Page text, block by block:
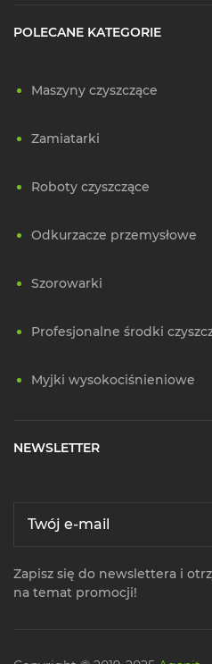
POLECANE KATEGORIE
Maszyny czyszczące
Zamiatarki
Roboty czyszczące
Odkurzacze przemysłowe
Szorowarki
Profesjonalne środki
Myjki wysokociśnieniowe
NEWSLETTER
Zapisz się do newslettera i
na temat promocji!